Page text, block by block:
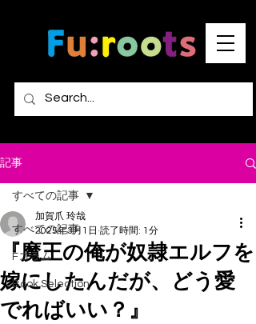
記事
すべての記事
Fコラム
Book Selection
すべての記事
『魔王の俺が奴隷エルフを
嫁にしたんだが、どう愛
でればいい？』
加賀爪 玲哉
2025年3月1日 読了時間: 1分